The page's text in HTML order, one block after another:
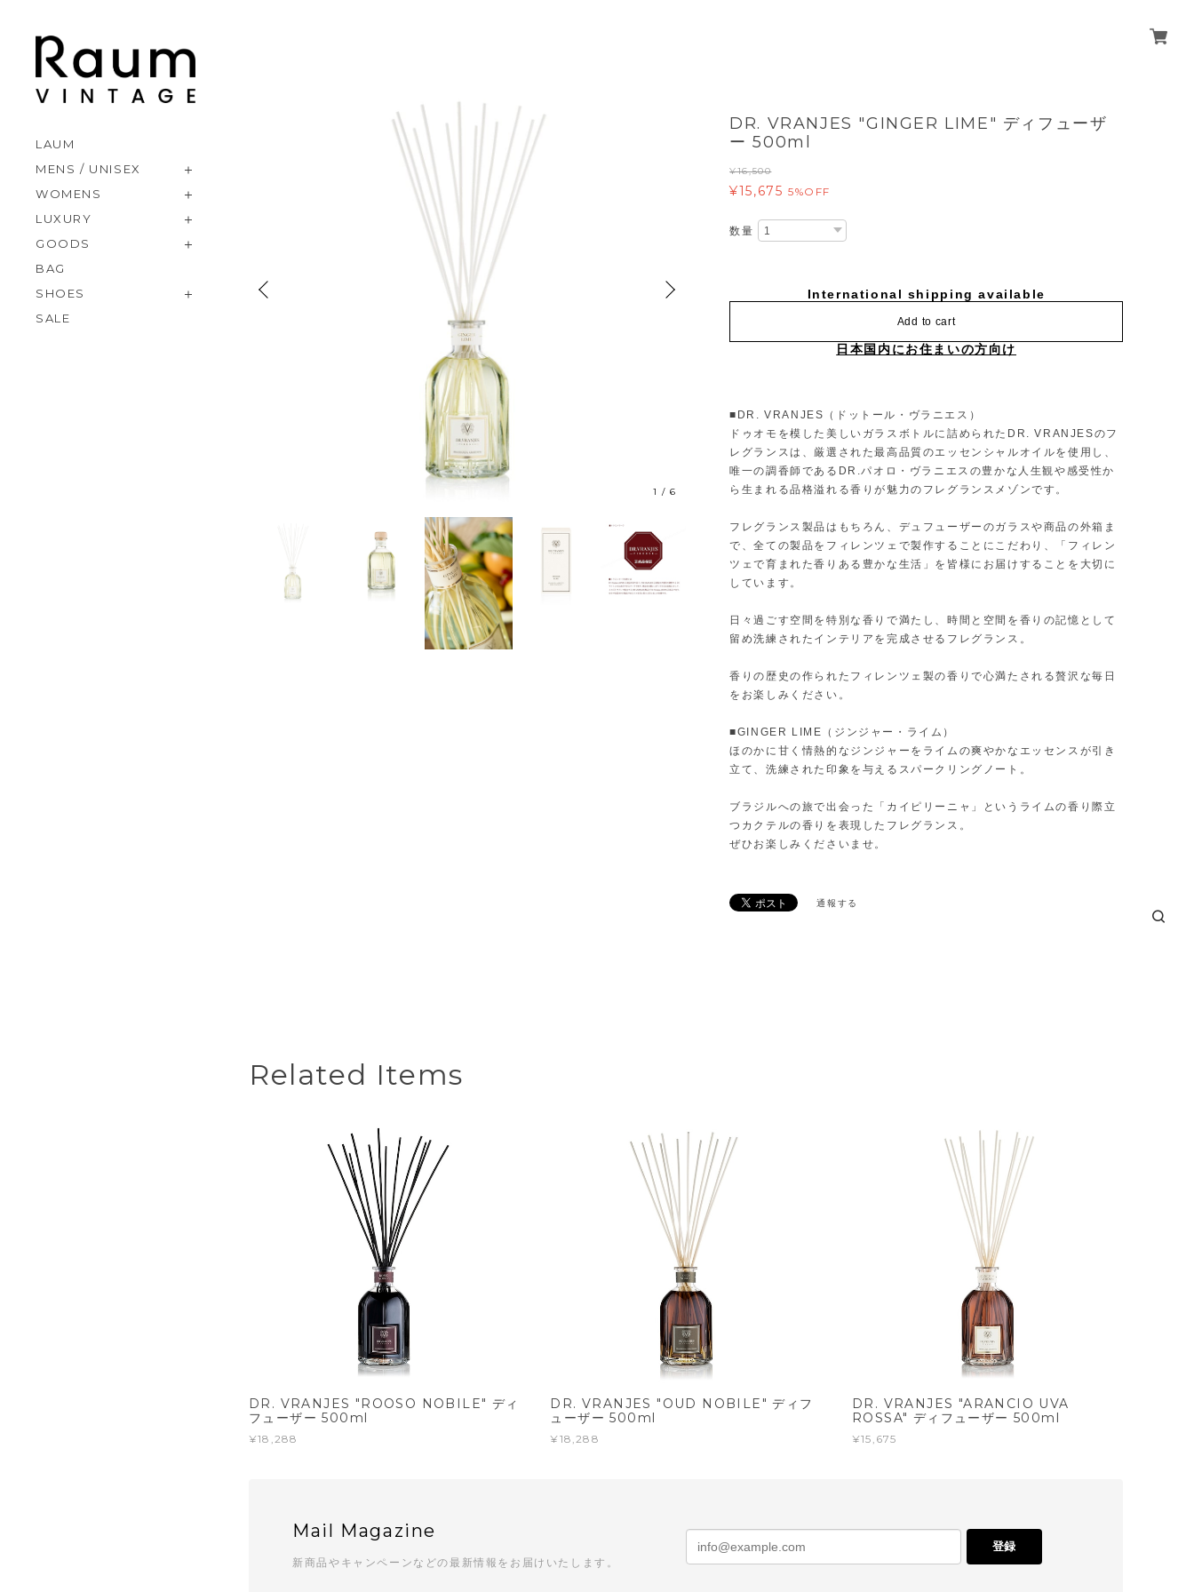
LAUM
MENS / UNISEX
WOMENS
LUXURY
GOODS
BAG
SHOES
SALE
1 /6
DR. VRANJES "GINGER LIME" ディフューザ
ー 500ml
¥16,500
¥15,675 5%OFF
数量
International shipping available
Add to cart
日本国内にお住まいの方向け
■DR. VRANJES（ドットール・ヴラニエス）
ドゥオモを模した美しいガラスボトルに詰められたDR. VRANJESのフ
レグランスは、厳選された最高品質のエッセンシャルオイルを使用し、
唯一の調香師であるDR.パオロ・ヴラニエスの豊かな人生観や感受性か
ら生まれる品格溢れる香りが魅力のフレグランスメゾンです。
フレグランス製品はもちろん、デュフューザーのガラスや商品の外箱ま
で、全ての製品をフィレンツェで製作することにこだわり、「フィレン
ツェで育まれた香りある豊かな生活」を皆様にお届けすることを大切に
しています。
日々過ごす空間を特別な香りで満たし、時間と空間を香りの記憶として
留め洗練されたインテリアを完成させるフレグランス。
香りの歴史の作られたフィレンツェ製の香りで心満たされる贅沢な毎日
をお楽しみください。
■GINGER LIME（ジンジャー・ライム）
ほのかに甘く情熱的なジンジャーをライムの爽やかなエッセンスが引き
立て、洗練された印象を与えるスパークリングノート。
ブラジルへの旅で出会った「カイピリーニャ」というライムの香り際立
つカクテルの香りを表現したフレグランス。
ぜひお楽しみくださいませ。
通報する
Related Items
DR. VRANJES "ROOSO NOBILE" ディ
フューザー 500ml
¥18,288
DR. VRANJES "OUD NOBILE" ディフ
ューザー 500ml
¥18,288
DR. VRANJES "ARANCIO UVA
ROSSA" ディフューザー 500ml
¥15,675
Mail Magazine
新商品やキャンペーンなどの最新情報をお届けいたします。
登録